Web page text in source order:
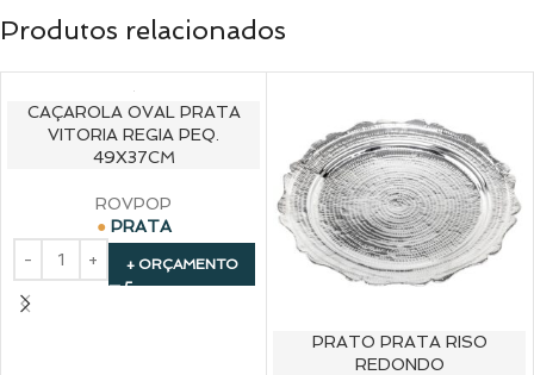
Produtos relacionados
CAÇAROLA OVAL PRATA
VITORIA REGIA PEQ.
49X37CM
ROVPOP
PRATA
+ ORÇAMENTO
PRATO PRATA RISO
REDONDO